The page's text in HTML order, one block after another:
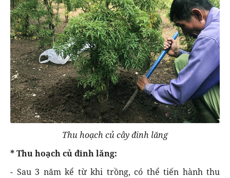
Thu hoạch củ cây đinh lăng
* Thu hoạch củ đinh lăng:
- Sau 3 năm kể từ khi trồng, có thể tiến hành thu